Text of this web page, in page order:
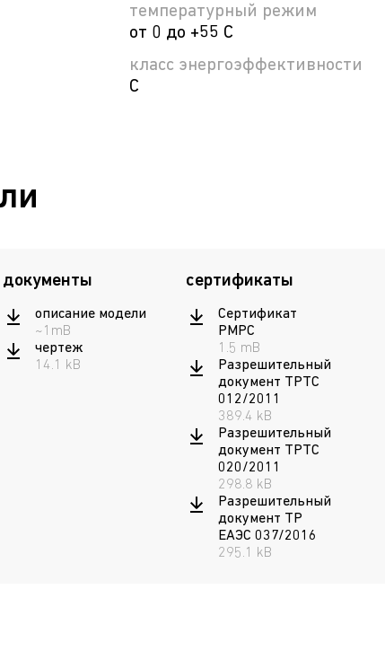
температурный режим
от 0 до +55 С
класс энергоэффективности
C
документы
описание модели
~1mB
чертеж
14.1 kB
сертификаты
Сертификат
РМРС
1.5 mB
Разрешительный
документ ТРТС
012/2011
389.4 kB
Разрешительный
документ ТРТС
020/2011
298.8 kB
Разрешительный
документ ТР
ЕАЭС 037/2016
295.1 kB